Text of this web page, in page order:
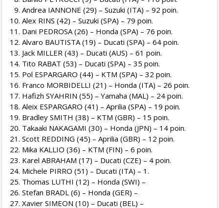
Andrea IANNONE (29) – Suzuki (ITA) – 92 poin.
Alex RINS (42) – Suzuki (SPA) – 79 poin.
Dani PEDROSA (26) – Honda (SPA) – 76 poin.
Alvaro BAUTISTA (19) – Ducati (SPA) – 64 poin.
Jack MILLER (43) – Ducati (AUS) – 61 poin.
Tito RABAT (53) – Ducati (SPA) – 35 poin.
Pol ESPARGARO (44) – KTM (SPA) – 32 poin.
Franco MORBIDELLI (21) – Honda (ITA) – 26 poin.
Hafizh SYAHRIN (55) – Yamaha (MAL) – 24 poin.
Aleix ESPARGARO (41) – Aprilia (SPA) – 19 poin.
Bradley SMITH (38) – KTM (GBR) – 15 poin.
Takaaki NAKAGAMI (30) – Honda (JPN) – 14 poin.
Scott REDDING (45) – Aprilia (GBR) – 12 poin.
Mika KALLIO (36) – KTM (FIN) – 6 poin.
Karel ABRAHAM (17) – Ducati (CZE) – 4 poin.
Michele PIRRO (51) – Ducati (ITA) – 1.
Thomas LUTHI (12) – Honda (SWI) –
Stefan BRADL (6) – Honda (GER) –
Xavier SIMEON (10) – Ducati (BEL) –